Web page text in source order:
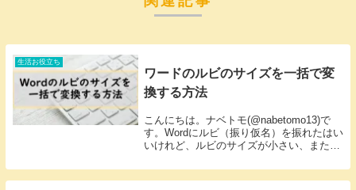
生活お役立ち
ワードのルビのサイズを一括で変
換する方法
こんにちは。ナベトモ(@nabetomo13)で
す。Wordにルビ（振り仮名）を振れたはい
いけれど、ルビのサイズが小さい、または
一つルビを選択してサイズを変えていては
とても時間が足りません。Wordのル...